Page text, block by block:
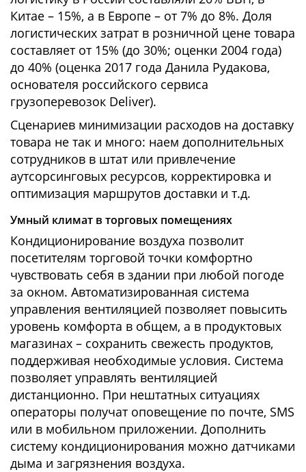
Китае – 15%, а в Европе – от 7% до 8%. Доля
логистических затрат в розничной цене товара
составляет от 15% (до 30%; оценки 2004 года)
до 40% (оценка 2017 года Данила Рудакова,
основателя российского сервиса
грузоперевозок Deliver).
Сценариев минимизации расходов на доставку
товара не так и много: наем дополнительных
сотрудников в штат или привлечение
аутсорсинговых ресурсов, корректировка и
оптимизация маршрутов доставки и т.д.
Умный климат в торговых помещениях
Кондиционирование воздуха позволит
посетителям торговой точки комфортно
чувствовать себя в здании при любой погоде
за окном. Автоматизированная система
управления вентиляцией позволяет повысить
уровень комфорта в общем, а в продуктовых
магазинах – сохранить свежесть продуктов,
поддерживая необходимые условия. Система
позволяет управлять вентиляцией
дистанционно. При нештатных ситуациях
операторы получат оповещение по почте, SMS
или в мобильном приложении. Дополнить
систему кондиционирования можно датчиками
дыма и загрязнения воздуха.